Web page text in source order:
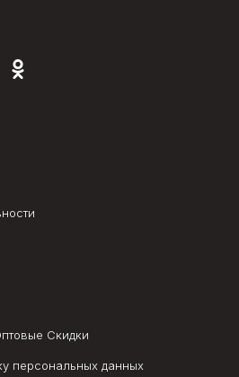
Скидки
персональных данных